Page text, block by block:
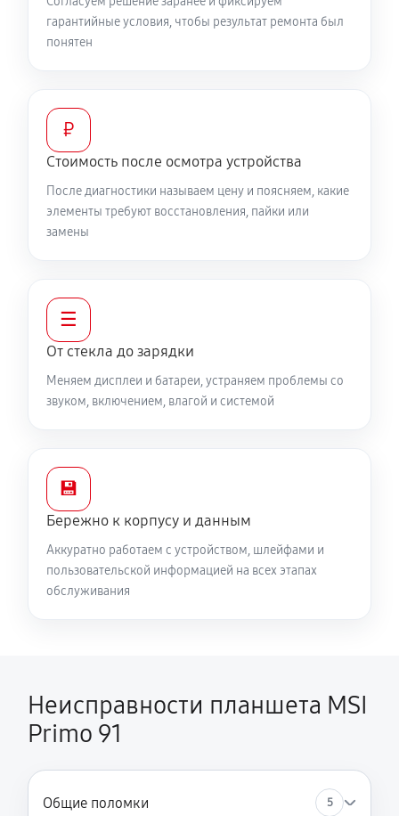
гарантийные условия, чтобы результат ремонта был
понятен
₽
Стоимость после осмотра устройства
После диагностики называем цену и поясняем, какие
элементы требуют восстановления, пайки или
замены
☰
От стекла до зарядки
Меняем дисплеи и батареи, устраняем проблемы со
звуком, включением, влагой и системой
💾
Бережно к корпусу и данным
Аккуратно работаем с устройством, шлейфами и
пользовательской информацией на всех этапах
обслуживания
Неисправности планшета MSI
Primo 91
Общие поломки 5